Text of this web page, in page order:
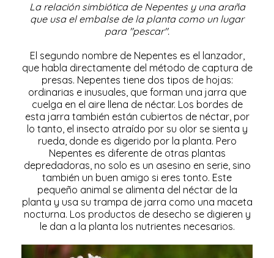
La relación simbiótica de Nepentes y una araña
que usa el embalse de la planta como un lugar
para "pescar".
El segundo nombre de Nepentes es el lanzador,
que habla directamente del método de captura de
presas. Nepentes tiene dos tipos de hojas:
ordinarias e inusuales, que forman una jarra que
cuelga en el aire llena de néctar. Los bordes de
esta jarra también están cubiertos de néctar, por
lo tanto, el insecto atraído por su olor se sienta y
rueda, donde es digerido por la planta. Pero
Nepentes es diferente de otras plantas
depredadoras, no solo es un asesino en serie, sino
también un buen amigo si eres tonto. Este
pequeño animal se alimenta del néctar de la
planta y usa su trampa de jarra como una maceta
nocturna. Los productos de desecho se digieren y
le dan a la planta los nutrientes necesarios.